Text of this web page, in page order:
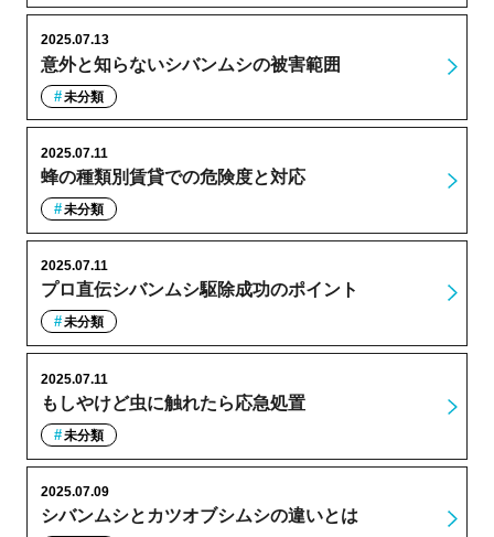
意外と知らないシバンムシの被害範囲
2025.07.13
未分類
蜂の種類別賃貸での危険度と対応
2025.07.11
未分類
プロ直伝シバンムシ駆除成功のポイント
2025.07.11
未分類
もしやけど虫に触れたら応急処置
2025.07.11
未分類
シバンムシとカツオブシムシの違いとは
2025.07.09